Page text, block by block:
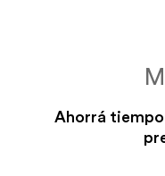
FUEGO MEDIO
Ahorrá tiempo